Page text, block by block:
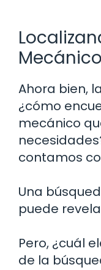
Ahora bien,
¿cómo
mecánico
contamos
Una
puede
Pero, ¿cuál
de la